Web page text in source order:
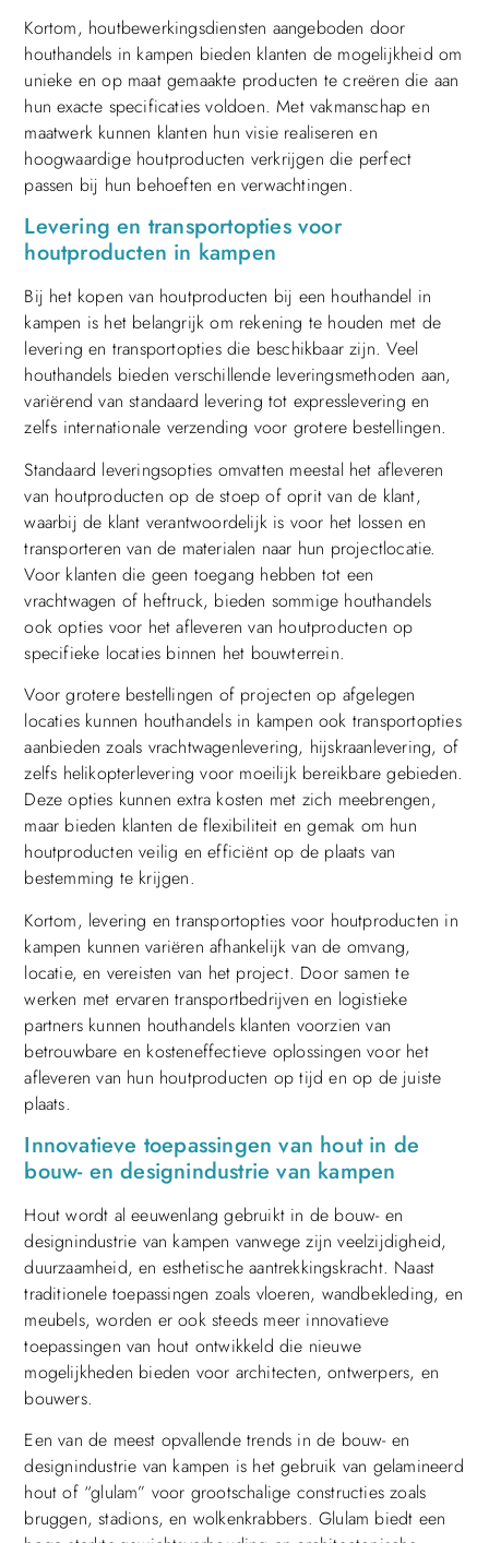
Kortom, houtbewerkingsdiensten aangeboden door
houthandels in kampen bieden klanten de mogelijkheid om
unieke en op maat gemaakte producten te creëren die aan
hun exacte specificaties voldoen. Met vakmanschap en
maatwerk kunnen klanten hun visie realiseren en
hoogwaardige houtproducten verkrijgen die perfect
passen bij hun behoeften en verwachtingen.
Levering en transportopties voor
houtproducten in kampen
Bij het kopen van houtproducten bij een houthandel in
kampen is het belangrijk om rekening te houden met de
levering en transportopties die beschikbaar zijn. Veel
houthandels bieden verschillende leveringsmethoden aan,
variërend van standaard levering tot expresslevering en
zelfs internationale verzending voor grotere bestellingen.
Standaard leveringsopties omvatten meestal het afleveren
van houtproducten op de stoep of oprit van de klant,
waarbij de klant verantwoordelijk is voor het lossen en
transporteren van de materialen naar hun projectlocatie.
Voor klanten die geen toegang hebben tot een
vrachtwagen of heftruck, bieden sommige houthandels
ook opties voor het afleveren van houtproducten op
specifieke locaties binnen het bouwterrein.
Voor grotere bestellingen of projecten op afgelegen
locaties kunnen houthandels in kampen ook transportopties
aanbieden zoals vrachtwagenlevering, hijskraanlevering, of
zelfs helikopterlevering voor moeilijk bereikbare gebieden.
Deze opties kunnen extra kosten met zich meebrengen,
maar bieden klanten de flexibiliteit en gemak om hun
houtproducten veilig en efficiënt op de plaats van
bestemming te krijgen.
Kortom, levering en transportopties voor houtproducten in
kampen kunnen variëren afhankelijk van de omvang,
locatie, en vereisten van het project. Door samen te
werken met ervaren transportbedrijven en logistieke
partners kunnen houthandels klanten voorzien van
betrouwbare en kosteneffectieve oplossingen voor het
afleveren van hun houtproducten op tijd en op de juiste
plaats.
Innovatieve toepassingen van hout in de
bouw- en designindustrie van kampen
Hout wordt al eeuwenlang gebruikt in de bouw- en
designindustrie van kampen vanwege zijn veelzijdigheid,
duurzaamheid, en esthetische aantrekkingskracht. Naast
traditionele toepassingen zoals vloeren, wandbekleding, en
meubels, worden er ook steeds meer innovatieve
toepassingen van hout ontwikkeld die nieuwe
mogelijkheden bieden voor architecten, ontwerpers, en
bouwers.
Een van de meest opvallende trends in de bouw- en
designindustrie van kampen is het gebruik van gelamineerd
hout of “glulam” voor grootschalige constructies zoals
bruggen, stadions, en wolkenkrabbers. Glulam biedt een